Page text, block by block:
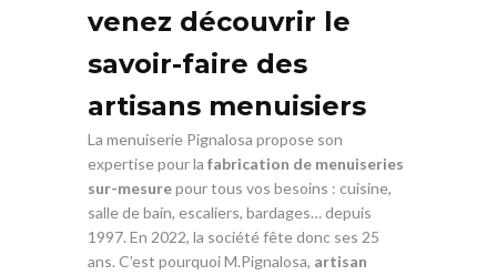
venez découvrir le
savoir-faire des
artisans menuisiers
La menuiserie Pignalosa propose son
expertise pour la fabrication de menuiseries
sur-mesurepour tous vos besoins : cuisine,
salle de bain, escaliers, bardages… depuis
1997. En 2022, la société fête donc ses 25
ans. C’est pourquoi M.Pignalosa, artisan